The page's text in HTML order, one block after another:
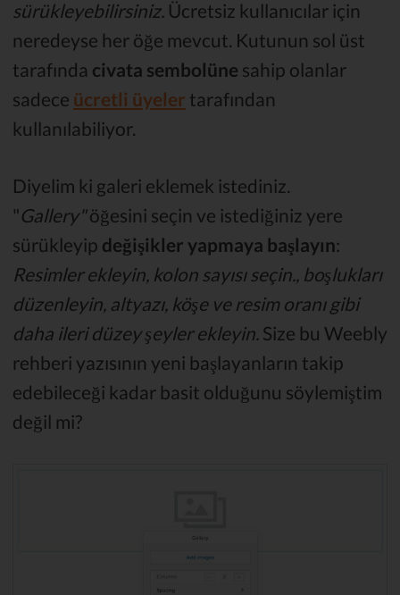
sürükleyebilirsiniz. Ücretsiz kullanıcılar için
neredeyse her öğe mevcut. Kutunun sol üst
tarafında civata sembolüne sahip olanlar
sadece ücretli üyeler tarafından
kullanılabiliyor.
Diyelim ki galeri eklemek istediniz.
"Gallery"öğesini seçin ve istediğiniz yere
sürükleyip değişikler yapmaya başlayın:
Resimler ekleyin, kolon sayısı seçin., boşlukları
düzenleyin, altyazı, köşe ve resim oranı gibi
daha ileri düzey şeyler ekleyin. Size bu Weebly
rehberi yazısının yeni başlayanların takip
edebileceği kadar basit olduğunu söylemiştim
değil mi?